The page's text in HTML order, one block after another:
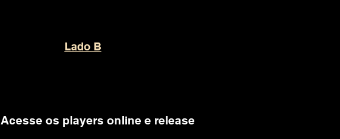
Lado B
Acesse os players online e release